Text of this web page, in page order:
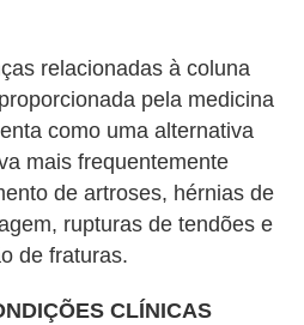
relacionadas à coluna
pela medicina
como uma alternativa
mais frequentemente
de artroses, hérnias de
rupturas de tendões e
de fraturas.
CLÍNICAS